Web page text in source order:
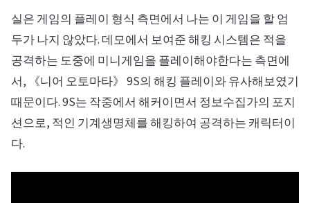
실은 게임의 플레이 형식 측면에서 나는 이 게임을 할 엄
두가 나지 않았다. 데모에서 보여준 해킹 시스템은 적을
공격하는 도중에 미니게임을 플레이해야한다는 측면에
서, 《니어 오토마타》 9S의 해킹 플레이와 유사해보였기
때문이다. 9S는 작중에서 해커이면서 정보수집가의 포지
션으로, 적인 기계생명체를 해킹하여 공격하는 캐릭터이
다.